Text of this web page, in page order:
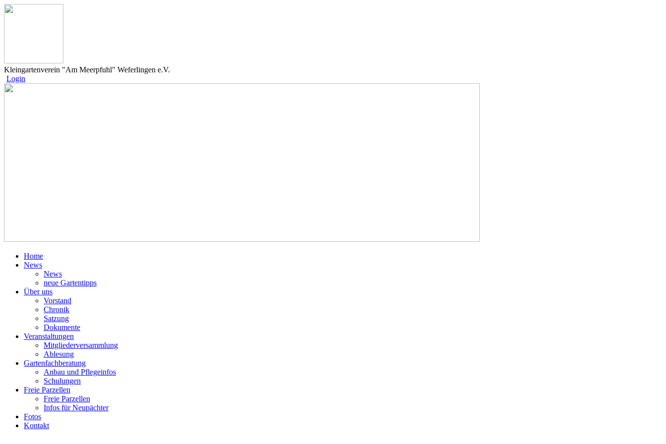
Kleingartenverein "Am Meerpfuhl" Weferlingen e.V.
Login
Home
News
News
neue Gartentipps
Über uns
Vorstand
Chronik
Satzung
Dokumente
Veranstaltungen
Mitgliederversammlung
Ablesung
Gartenfachberatung
Anbau und Pflegeinfos
Schulungen
Freie Parzellen
Freie Parzellen
Infos für Neupächter
Fotos
Kontakt